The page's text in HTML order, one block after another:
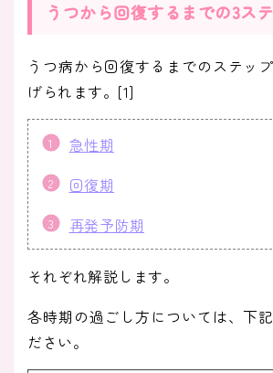
うつから回復するまでの3ス
うつ病から回復するまでのステッ
げられます。[1]
急性期
回復期
再発予防期
それぞれ解説します。
各時期の過ごし方については、下
ださい。